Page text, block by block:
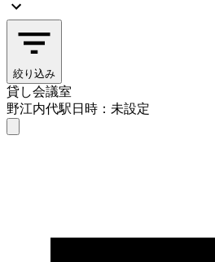
絞り込み
貸し会議室
野江内代駅日時：未設定